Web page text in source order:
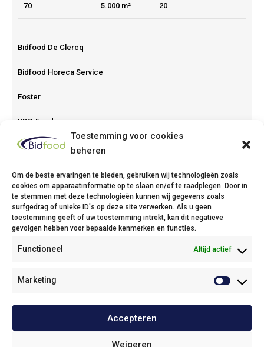
Toestemming voor cookies
beheren
Om de beste ervaringen te bieden, gebruiken wij technologieën zoals
cookies om apparaatinformatie op te slaan en/of te raadplegen. Door in
te stemmen met deze technologieën kunnen wij gegevens zoals
surfgedrag of unieke ID's op deze site verwerken. Als u geen
toestemming geeft of uw toestemming intrekt, kan dit negatieve
gevolgen hebben voor bepaalde kenmerken en functies.
Functioneel Altijd actief
Marketing
Accepteren
Weigeren
70 5.000 m² 20
Bidfood De Clercq
Bidfood Horeca Service
Foster
VDS-Food
Bidfood Thuin
Avenue Deli XL, 1
Phone: +32(0)71/25 68 11
Email:info@bidfood.be
Onze policies / Nos politiques